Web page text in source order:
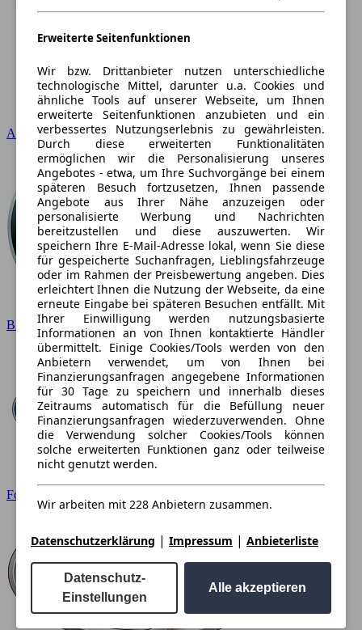
Audi
BMW
Ford
Erweiterte Seitenfunktionen
Wir bzw. Drittanbieter nutzen unterschiedliche
technologische Mittel, darunter u.a. Cookies und
ähnliche Tools auf unserer Webseite, um Ihnen
erweiterte Seitenfunktionen anzubieten und ein
verbessertes Nutzungserlebnis zu gewährleisten.
Durch diese erweiterten Funktionalitäten
ermöglichen wir die Personalisierung unseres
Angebotes - etwa, um Ihre Suchvorgänge bei einem
späteren Besuch fortzusetzen, Ihnen passende
Angebote aus Ihrer Nähe anzuzeigen oder
personalisierte Werbung und Nachrichten
bereitzustellen und diese auszuwerten. Wir
speichern Ihre E-Mail-Adresse lokal, wenn Sie diese
für gespeicherte Suchanfragen, Lieblingsfahrzeuge
oder im Rahmen der Preisbewertung angeben. Dies
erleichtert Ihnen die Nutzung der Webseite, da eine
erneute Eingabe bei späteren Besuchen entfällt. Mit
Ihrer Einwilligung werden nutzungsbasierte
Informationen an von Ihnen kontaktierte Händler
übermittelt. Einige Cookies/Tools werden von den
Anbietern verwendet, um von Ihnen bei
Finanzierungsanfragen angegebene Informationen
für 30 Tage zu speichern und innerhalb dieses
Zeitraums automatisch für die Befüllung neuer
Finanzierungsanfragen wiederzuverwenden. Ohne
die Verwendung solcher Cookies/Tools können
solche erweiterten Funktionen ganz oder teilweise
nicht genutzt werden.
Wir arbeiten mit 228 Anbietern zusammen.
Datenschutzerklärung | Impressum | Anbieterliste
Datenschutz-
Einstellungen
Alle akzeptieren